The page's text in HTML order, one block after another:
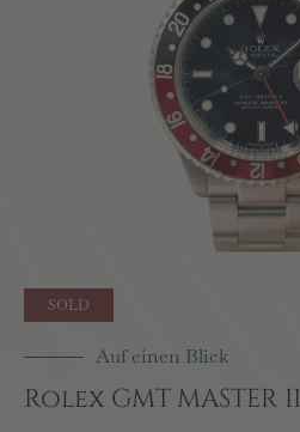
Auf einen Blick
Rolex GMT MASTER II